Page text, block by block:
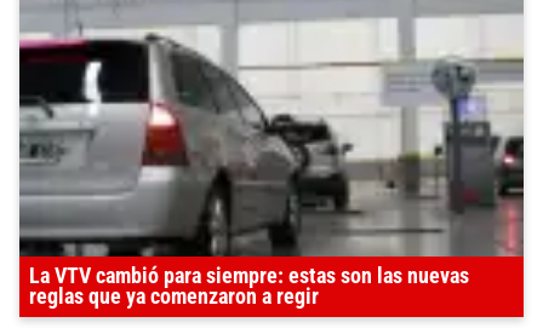
La VTV cambió para siempre: estas son las nuevas
reglas que ya comenzaron a regir